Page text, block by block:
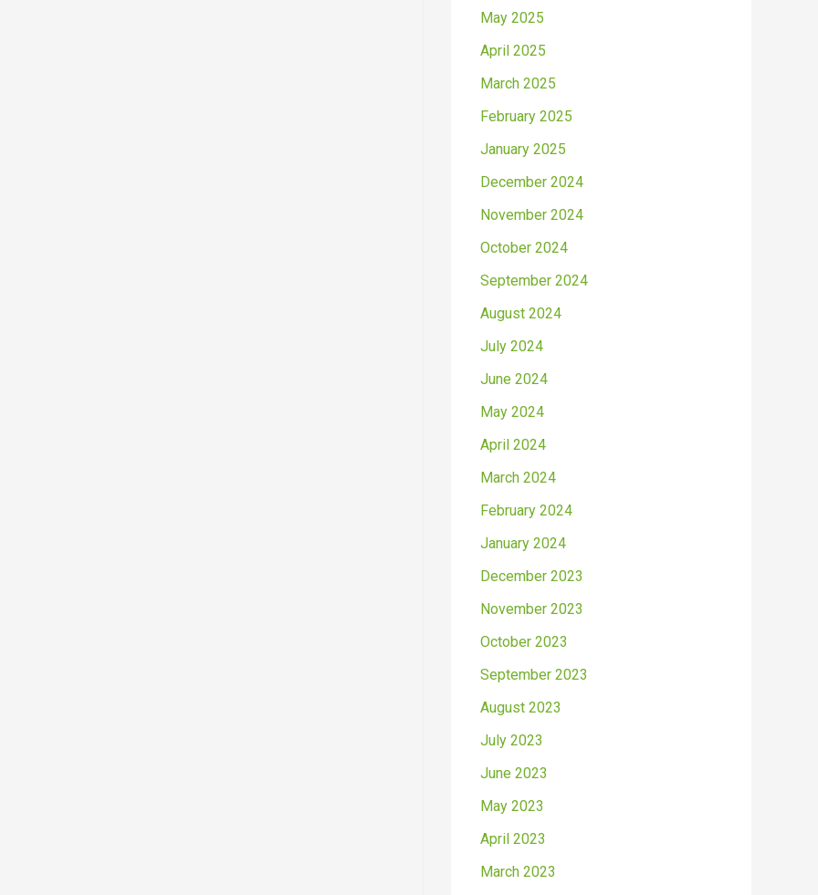
May 2025
April 2025
March 2025
February 2025
January 2025
December 2024
November 2024
October 2024
September 2024
August 2024
July 2024
June 2024
May 2024
April 2024
March 2024
February 2024
January 2024
December 2023
November 2023
October 2023
September 2023
August 2023
July 2023
June 2023
May 2023
April 2023
March 2023